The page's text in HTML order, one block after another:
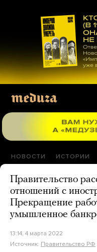
материалам
НОВОСТИ ИСТОРИИ
Правительство
отношений с
Прекращение
умышленное
13:14, 4 марта 2022
Источник: Правительство РФ